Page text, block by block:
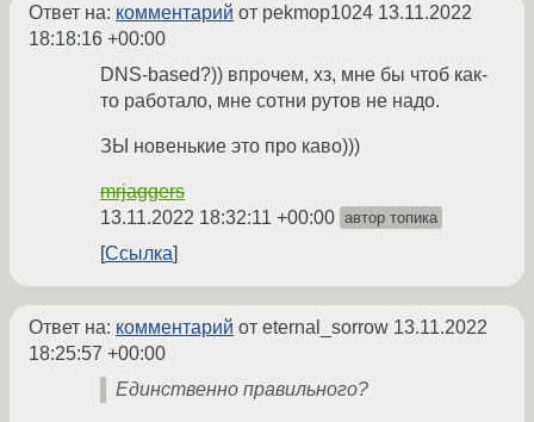
Ответ на: комментарий от pekmop1024 13.11.2022
18:18:16 +00:00
DNS-based?)) впрочем, хз, мне бы чтоб как-
то работало, мне сотни рутов не надо.
ЗЫ новенькие это про каво)))
mrjaggers
13.11.2022 18:32:11 +00:00 автор топика
Ссылка
Ответ на: комментарий от eternal_sorrow 13.11.2022
18:25:57 +00:00
Единственно правильного?